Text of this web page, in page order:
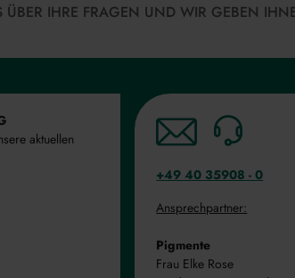
ÜBER IHRE FRAGEN UND WIR GEBEN
aktuellen
+49 40 35908 - 0
Ansprechpartner:
Pigmente
Frau Elke Rose